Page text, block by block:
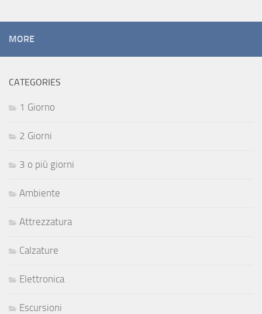
MORE
CATEGORIES
1 Giorno
2 Giorni
3 o più giorni
Ambiente
Attrezzatura
Calzature
Elettronica
Escursioni